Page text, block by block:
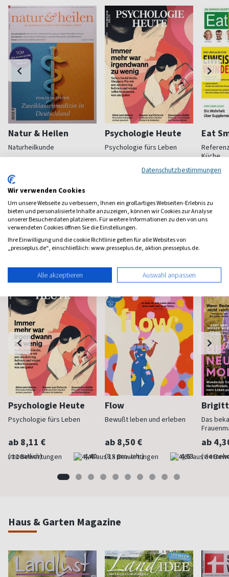
Natur & Heilen
Naturheilkunde
(monatlich)
Psychologie Heute
Psychologie fürs Leben
ab 8,11 €
Eat
Küche
ab
Frauenzeitschriften
Psychologie Heute
Psychologie fürs Leben
ab 8,11 €
(monatlich) 4,40
Flow
Bewußt leben und erleben
ab 8,50 €
(8 x pro Jahr) 4,63
Das
ab
Haus & Garten Magazine
Datenschutzbestimmungen
Wir verwenden Cookies
Um unsere Webseite zu verbessern, Ihnen ein großartiges Webseiten-Erlebnis zu
bieten und personalisierte Inhalte anzuzeigen, können wir Cookies zur Analyse
unserer Besucherdaten platzieren. Für weitere Informationen zu den von uns
verwendeten Cookies öffnen Sie die Einstellungen.
Ihre Einwilligung und die cookie Richtlinie gelten für alle Websites von
„presseplus.de“, einschließlich: www.presseplus.de, aktion.presseplus.de.
Alle akzeptieren Auswahl anpassen